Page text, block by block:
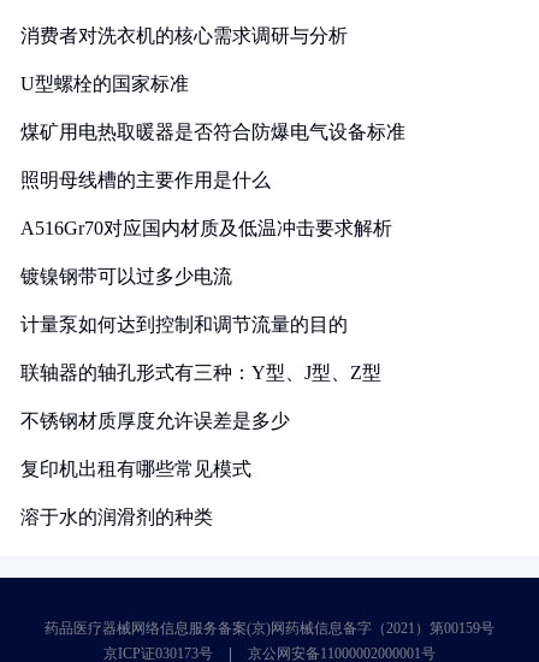
消费者对洗衣机的核心需求调研与分析
U型螺栓的国家标准
煤矿用电热取暖器是否符合防爆电气设备标准
照明母线槽的主要作用是什么
A516Gr70对应国内材质及低温冲击要求解析
镀镍钢带可以过多少电流
计量泵如何达到控制和调节流量的目的
联轴器的轴孔形式有三种：Y型、J型、Z型
不锈钢材质厚度允许误差是多少
复印机出租有哪些常见模式
溶于水的润滑剂的种类
药品医疗器械网络信息服务备案(京)网药械信息备字（2021）第00159号
京ICP证030173号
京公网安备11000002000001号